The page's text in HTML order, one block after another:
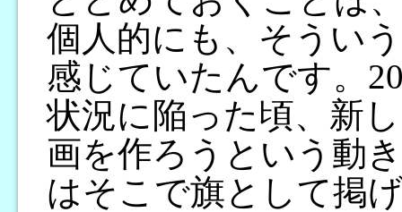
個人的にも、そうい
感じていたんです。
状況に陥った頃、新
画を作ろうという動
はそこで旗として掲